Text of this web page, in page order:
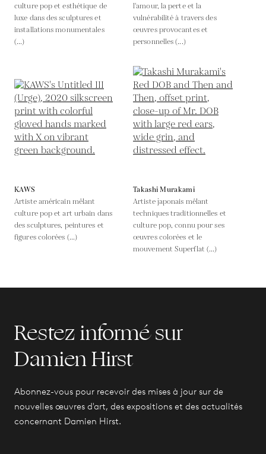
culture pop et esthétique de
luxe dans des sculptures et
installations monumentales
(...)
l'amour, la perte et la
vulnérabilité à travers des
œuvres provocantes et
personnelles (...)
KAWS
Artiste américain mêlant
culture pop et art urbain dans
des sculptures, peintures et
figures colorées (...)
Takashi Murakami
Artiste japonais mêlant
techniques traditionnelles et
culture pop, connu pour ses
œuvres colorées et le
mouvement Superflat (...)
Restez informé sur
Damien Hirst
Abonnez-vous pour recevoir des mises à jour sur de
nouvelles œuvres d'art, des expositions et des actualités
concernant Damien Hirst.